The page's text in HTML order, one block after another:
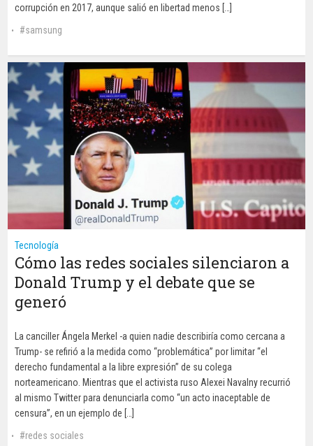
corrupción en 2017, aunque salió en libertad menos […]
samsung
Tecnología
Cómo las redes sociales silenciaron a
Donald Trump y el debate que se
generó
La canciller Ángela Merkel -a quien nadie describiría como cercana a
Trump- se refirió a la medida como “problemática” por limitar “el
derecho fundamental a la libre expresión” de su colega
norteamericano. Mientras que el activista ruso Alexei Navalny recurrió
al mismo Twitter para denunciarla como “un acto inaceptable de
censura”, en un ejemplo de […]
redes sociales